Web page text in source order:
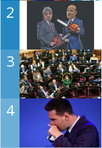
2
3
4